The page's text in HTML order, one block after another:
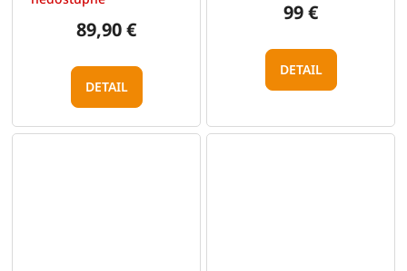
89,90 €
DETAIL
99 €
DETAIL